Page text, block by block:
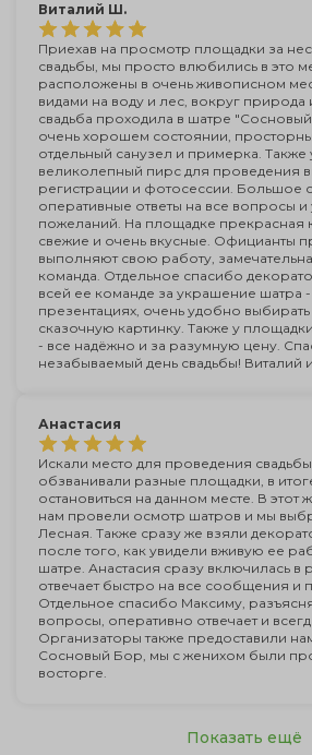
Виталий Ш.
Приехав на просмотр площадки за
свадьбы, мы просто влюбились в это
расположены в очень живописном
видами на воду и лес, вокруг
свадьба проходила в шатре
очень хорошем состоянии,
отдельный санузел и примерка. Также
великолепный пирс для проведения
регистрации и фотосессии. Большое
оперативные ответы на все вопросы и
пожеланий. На площадке прекрасная
свежие и очень вкусные. Официанты
выполняют свою работу,
команда. Отдельное спасибо
всей ее команде за украшение шатра -
презентациях, очень удобно выбирать
сказочную картинку. Также у
- все надёжно и за разумную цену.
незабываемый день свадьбы! Виталий
Анастасия
Искали место для проведения
обзванивали разные площадки, в
остановиться на данном месте. В этот
нам провели осмотр шатров и мы
Лесная. Также сразу же взяли
после того, как увидели вживую ее
шатре. Анастасия сразу включилась в
отвечает быстро на все сообщения и
Отдельное спасибо Максиму,
вопросы, оперативно отвечает и
Организаторы также предоставили
Сосновый Бор, мы с женихом были
восторге.
Показать ещё